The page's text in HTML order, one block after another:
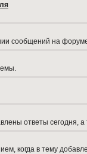
сообщений на
ответы сегодня,
когда в тему